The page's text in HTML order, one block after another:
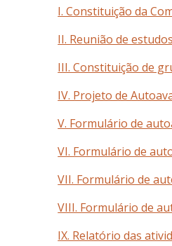
I. Constituição da
II. Reunião de
III. Constituição de
IV. Projeto de
V. Formulário de
VI. Formulário de
VII. Formulário de
VIII. Formulário de
IX. Relatório das